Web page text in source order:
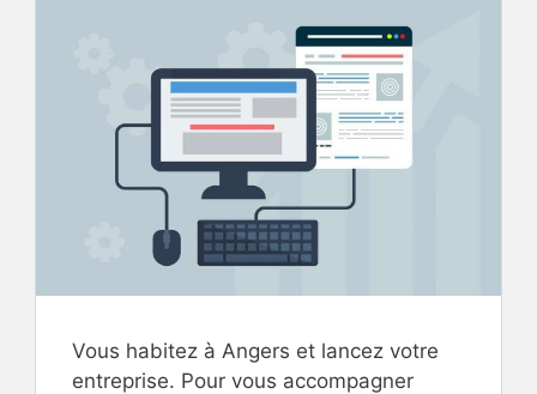
Vous habitez à Angers et lancez votre
entreprise. Pour vous accompagner